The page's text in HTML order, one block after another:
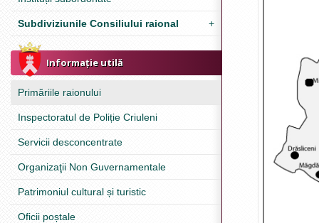
Subdiviziunile Consiliului raional +
Informație utilă
Primăriile raionului
Inspectoratul de Poliție Criuleni
Servicii desconcentrate
Organizaţii Non Guvernamentale
Patrimoniul cultural și turistic
Oficii poștale